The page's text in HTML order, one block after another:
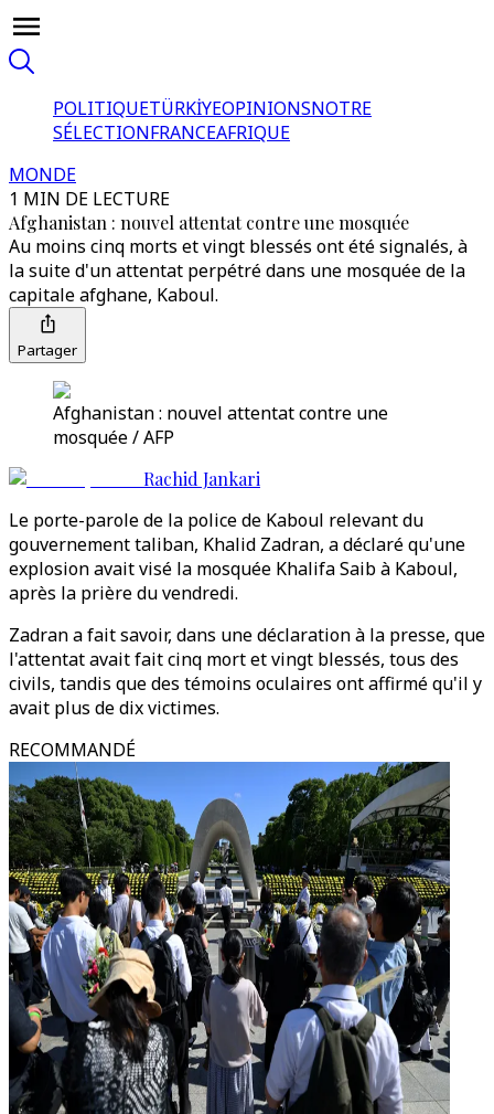
POLITIQUETÜRKİYEOPINIONSNOTRE
SÉLECTIONFRANCEAFRIQUE
MONDE
1 MIN DE LECTURE
Afghanistan : nouvel attentat contre une mosquée
Au moins cinq morts et vingt blessés ont été signalés, à
la suite d'un attentat perpétré dans une mosquée de la
capitale afghane, Kaboul.
Partager
Afghanistan : nouvel attentat contre une
mosquée / AFP
Rachid Jankari
Le porte-parole de la police de Kaboul relevant du
gouvernement taliban, Khalid Zadran, a déclaré qu'une
explosion avait visé la mosquée Khalifa Saib à Kaboul,
après la prière du vendredi.
Zadran a fait savoir, dans une déclaration à la presse, que
l'attentat avait fait cinq mort et vingt blessés, tous des
civils, tandis que des témoins oculaires ont affirmé qu'il y
avait plus de dix victimes.
RECOMMANDÉ